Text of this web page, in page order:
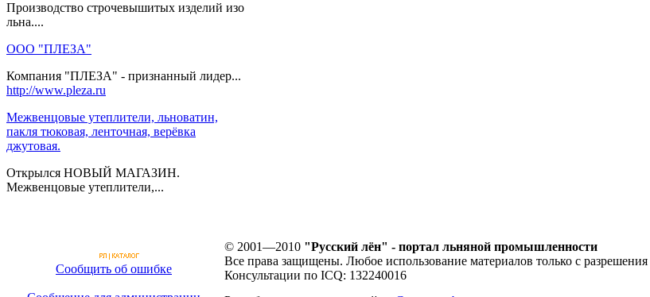
Производство строчевышитых изделий изо
льна....
ООО "ПЛЕЗА"
Компания "ПЛЕЗА" - признанный лидер...
http://www.pleza.ru
Межвенцовые утеплители, льноватин,
пакля тюковая, ленточная, верёвка
джутовая.
Открылся НОВЫЙ МАГАЗИН.
Межвенцовые утеплители,...
Сообщить об ошибке
© 2001—2010 "Русский лён" - портал льняной промышленности
Все права защищены. Любое использование материалов только с
Консультации по ICQ: 132240016